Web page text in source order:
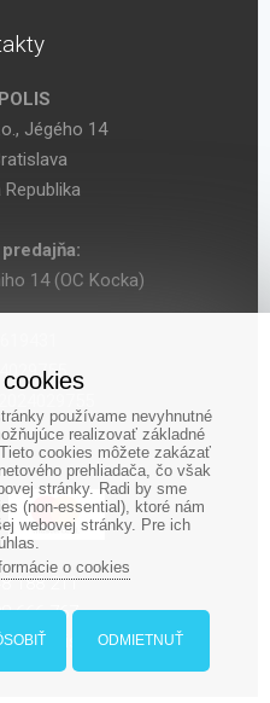
Jégého 14
14 (OC Kocka)
188 211
666 767
používame nevyhnutné
realizovať základné
cookies môžete zakázať
prehliadača, čo však
stránky. Radi by sme
(non-essential), ktoré nám
webovej stránky. Pre ich
o cookies
ODMIETNUŤ